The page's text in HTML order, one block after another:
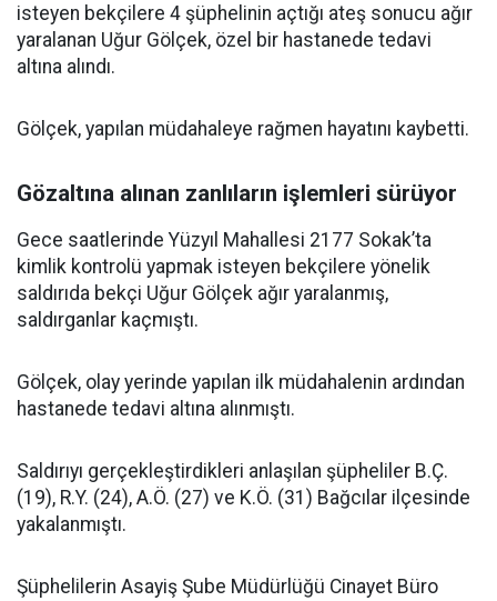
isteyen bekçilere 4 şüphelinin açtığı ateş sonucu ağır
yaralanan Uğur Gölçek, özel bir hastanede tedavi
altına alındı.
Gölçek, yapılan müdahaleye rağmen hayatını kaybetti.
Gözaltına alınan zanlıların işlemleri sürüyor
Gece saatlerinde Yüzyıl Mahallesi 2177 Sokak’ta
kimlik kontrolü yapmak isteyen bekçilere yönelik
saldırıda bekçi Uğur Gölçek ağır yaralanmış,
saldırganlar kaçmıştı.
Gölçek, olay yerinde yapılan ilk müdahalenin ardından
hastanede tedavi altına alınmıştı.
Saldırıyı gerçekleştirdikleri anlaşılan şüpheliler B.Ç.
(19), R.Y. (24), A.Ö. (27) ve K.Ö. (31) Bağcılar ilçesinde
yakalanmıştı.
Şüphelilerin Asayiş Şube Müdürlüğü Cinayet Büro